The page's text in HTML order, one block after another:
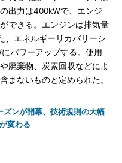
出力は400kWで、エンジ
できる。エンジンは排気量
、エネルギーリカバリーシ
パワーアップする。使用
廃棄物、炭素回収などによ
まないものと定められた。
ズンが開幕、技術規則の大幅
変わる